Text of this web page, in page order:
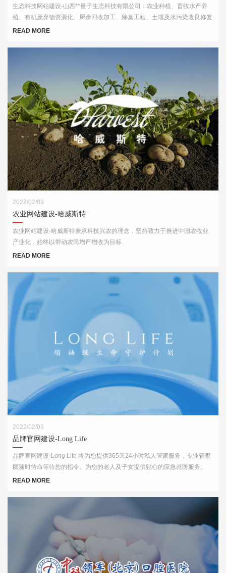
生态科技网站建设-山西**量子生态科技有限公司：农业种植、畜牧水产养
殖、有机废弃物资源化、厨余回收加工、除臭工程、土壤及水污染改良修复
等领域内的技术服务
READ MORE
2022/02/09
农业网站建设-哈威斯特
农业网站建设-哈威斯特秉承科技兴农的理念，坚持致力于推进中国农牧业
产业化，始终以带动农民增产增收为目标.
READ MORE
2022/02/09
品牌官网建设-Long Life
品牌官网建设-Long Life 将为您提供365天24小时私人管家服务，专业管家
团随时待命等待您的指令。为您的老人及子女提供贴心的应急就医服务。
READ MORE